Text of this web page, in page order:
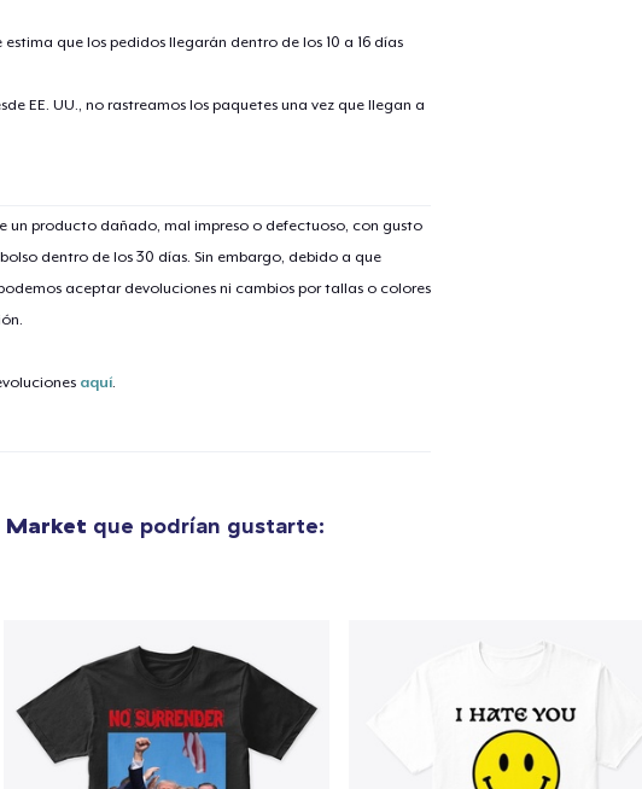
que los pedidos llegarán dentro de los 10 a 16 días
EE. UU., no rastreamos los paquetes una vez que llegan a
un producto dañado, mal impreso o defectuoso, con gusto
dentro de los 30 días. Sin embargo, debido a que
aceptar devoluciones ni cambios por tallas o colores
aquí.
Market que podrían gustarte:
Classic Crew Neck T-Shirt
Unisex Premium Pullover Hoodie
Mug
14,99 US$